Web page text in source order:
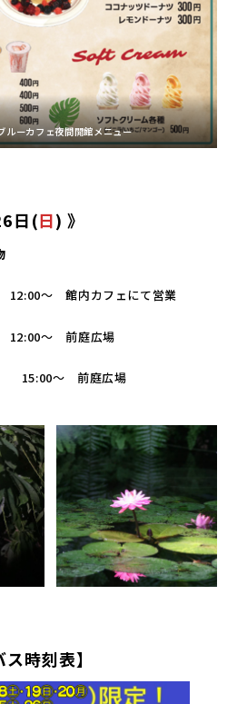
ルーカフェ夜間開館メニュー
日(日) 》
館内カフェにて営業
～ 前庭広場
～ 前庭広場
ス時刻表】